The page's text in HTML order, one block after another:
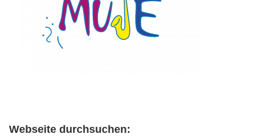
Webseite durchsuchen: